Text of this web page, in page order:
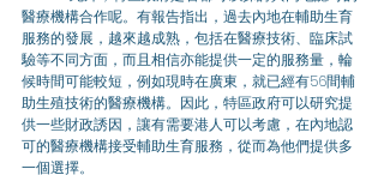
醫療機構合作呢。有報告指出，過去內地在輔助生育
服務的發展，越來越成熟，包括在醫療技術、臨床試
驗等不同方面，而且相信亦能提供一定的服務量，輪
候時間可能較短，例如現時在廣東，就已經有56間輔
助生殖技術的醫療機構。因此，特區政府可以研究提
供一些財政誘因，讓有需要港人可以考慮，在內地認
可的醫療機構接受輔助生育服務，從而為他們提供多
一個選擇。